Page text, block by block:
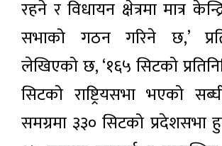
रहने र विधायन क्षेत्रमा मात्र
सभाको गठन गरिने छ,’
लेखिएको छ, ‘१६५ सिटको
सिटको राष्ट्रियसभा भएको
समग्रमा ३३० सिटको प्रदेशसभा